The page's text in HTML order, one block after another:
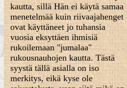
kautta, sillä Hän ei käytä samaa
menetelmää kuin riivaajahenget
ovat käyttäneet jo tuhansia
vuosia eksyttäen ihmisiä
rukoilemaan "jumalaa"
rukousnauhojen kautta. Tästä
syystä tällä asialla on iso
merkitys, eikä kyse ole